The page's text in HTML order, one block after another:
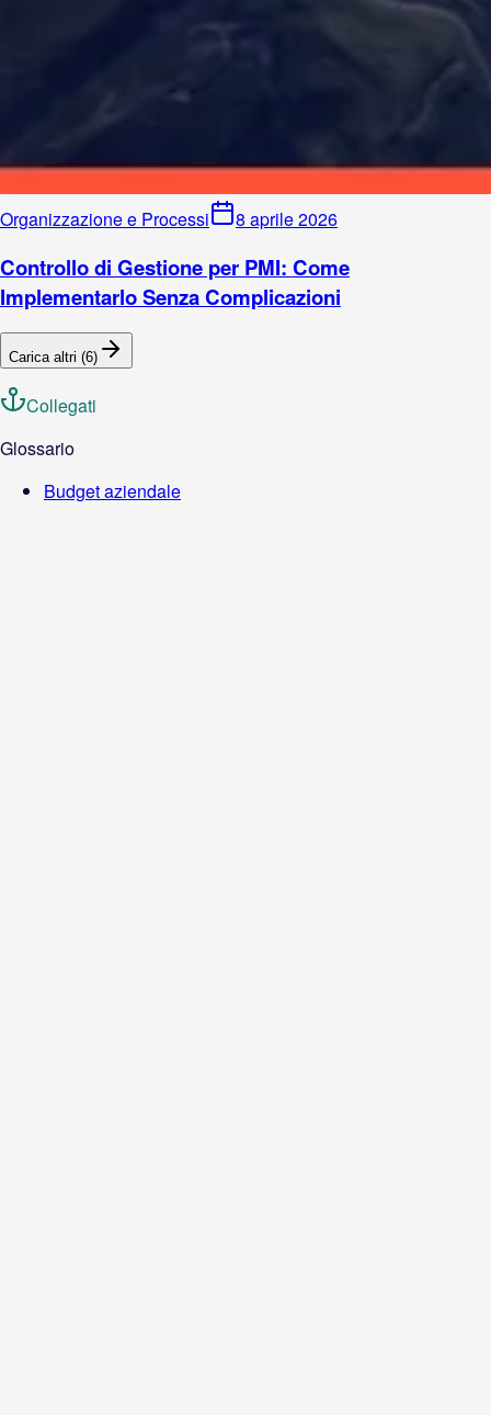
Organizzazione e Processi 8 aprile 2026
Controllo di Gestione per PMI: Come
Implementarlo Senza Complicazioni
Carica altri (6)
Collegati
Glossario
Budget aziendale